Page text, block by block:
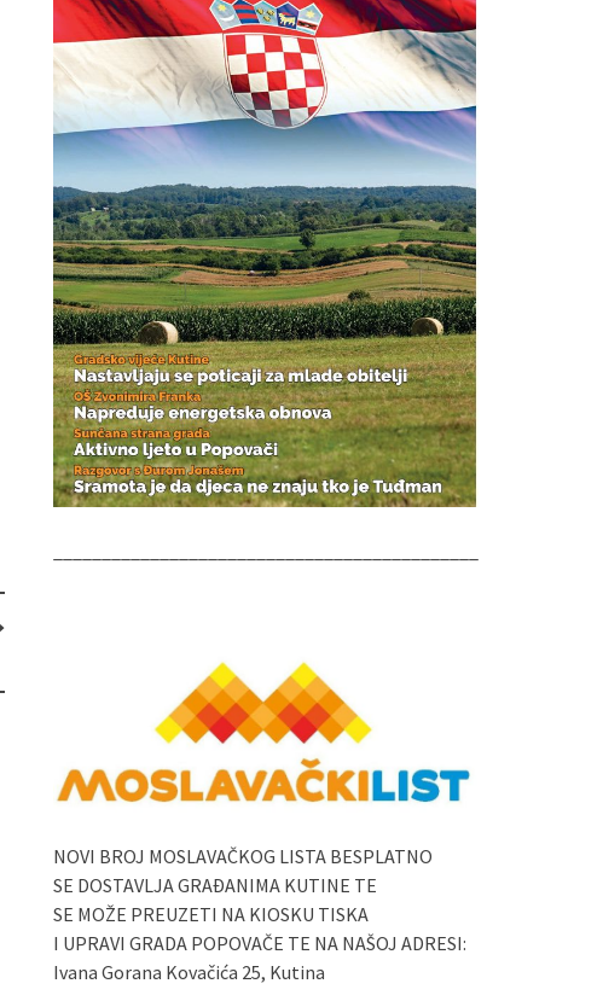
NOVI BROJ MOSLAVAČKOG LISTA BESPLATNO
SE DOSTAVLJA GRAĐANIMA KUTINE TE
SE MOŽE PREUZETI NA KIOSKU TISKA
I UPRAVI GRADA POPOVAČE TE NA NAŠOJ ADRESI:
Ivana Gorana Kovačića 25, Kutina